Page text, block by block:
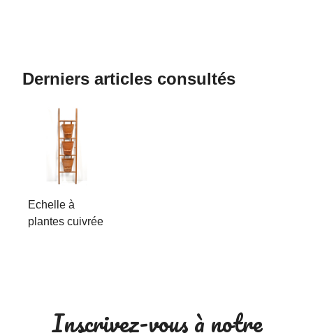
Derniers articles consultés
Echelle à
plantes cuivrée
Inscrivez-vous à notre